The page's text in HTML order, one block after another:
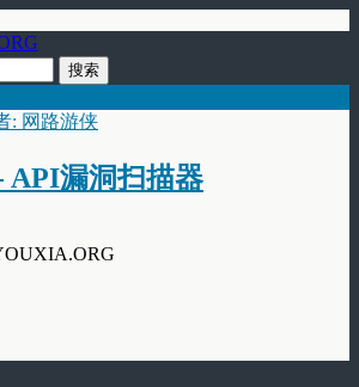
: 网路游侠
API漏洞扫描器